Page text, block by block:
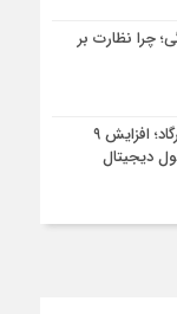
چرا نظارت بر
رشد ۴۱ درصدی سود خالص پازارگاد؛ افزایش ۹
دیجیتال